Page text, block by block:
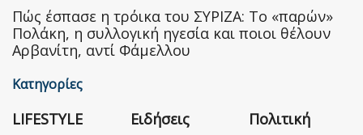
Πώς έσπασε η τρόικα του ΣΥΡΙΖΑ: Το «παρών»
Πολάκη, η συλλογική ηγεσία και ποιοι θέλουν
Αρβανίτη, αντί Φάμελλου
Κατηγορίες
LIFESTYLE
Ειδήσεις
Πολιτική